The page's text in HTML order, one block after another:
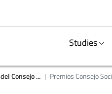
Studies
Consejo ... Premios Consejo Soci